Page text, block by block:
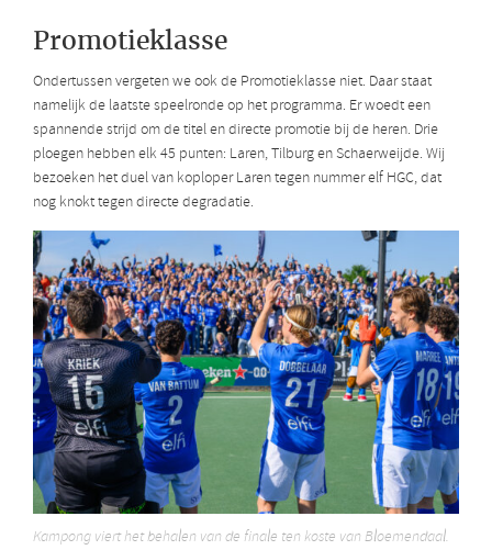
Promotieklasse
Ondertussen vergeten we ook de Promotieklasse niet. Daar staat
namelijk de laatste speelronde op het programma. Er woedt een
spannende strijd om de titel en directe promotie bij de heren. Drie
ploegen hebben elk 45 punten: Laren, Tilburg en Schaerweijde. Wij
bezoeken het duel van koploper Laren tegen nummer elf HGC, dat
nog knokt tegen directe degradatie.
Kampong viert het behalen van de finale ten koste van Bloemendaal.